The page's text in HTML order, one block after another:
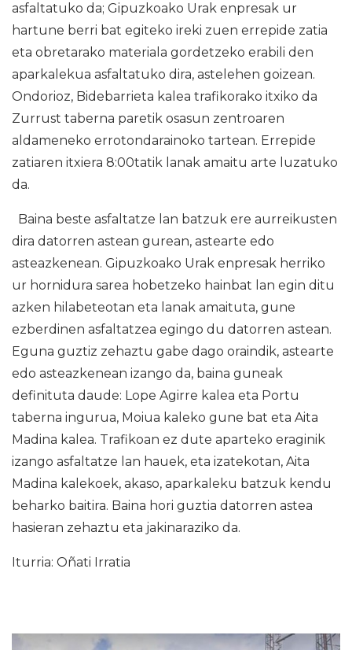
asfaltatuko da; Gipuzkoako Urak enpresak ur
hartune berri bat egiteko ireki zuen errepide zatia
eta obretarako materiala gordetzeko erabili den
aparkalekua asfaltatuko dira, astelehen goizean.
Ondorioz, Bidebarrieta kalea trafikorako itxiko da
Zurrust taberna paretik osasun zentroaren
aldameneko errotondarainoko tartean. Errepide
zatiaren itxiera 8:00tatik lanak amaitu arte luzatuko
da.
Baina beste asfaltatze lan batzuk ere aurreikusten
dira datorren astean gurean, astearte edo
asteazkenean. Gipuzkoako Urak enpresak herriko
ur hornidura sarea hobetzeko hainbat lan egin ditu
azken hilabeteotan eta lanak amaituta, gune
ezberdinen asfaltatzea egingo du datorren astean.
Eguna guztiz zehaztu gabe dago oraindik, astearte
edo asteazkenean izango da, baina guneak
definituta daude: Lope Agirre kalea eta Portu
taberna ingurua, Moiua kaleko gune bat eta Aita
Madina kalea. Trafikoan ez dute aparteko eraginik
izango asfaltatze lan hauek, eta izatekotan, Aita
Madina kalekoek, akaso, aparkaleku batzuk kendu
beharko baitira. Baina hori guztia datorren astea
hasieran zehaztu eta jakinaraziko da.
Iturria: Oñati Irratia